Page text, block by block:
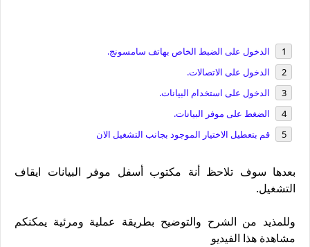
الدخول على الضبط الخاص بهاتف سامسونج.
الدخول على الاتصالات.
الدخول على استخدام البيانات.
الضغط على موفر البيانات.
قم بتعطيل الاختيار الموجود بجانب التشغيل الان
بعدها سوف تلاحظ أنة مكتوب أسفل موفر البيانات ايقاف
التشغيل.
وللمذيد من الشرح والتوضيح بطريقة عملية ومرئية يمكنكم
مشاهدة هذا الفيديو